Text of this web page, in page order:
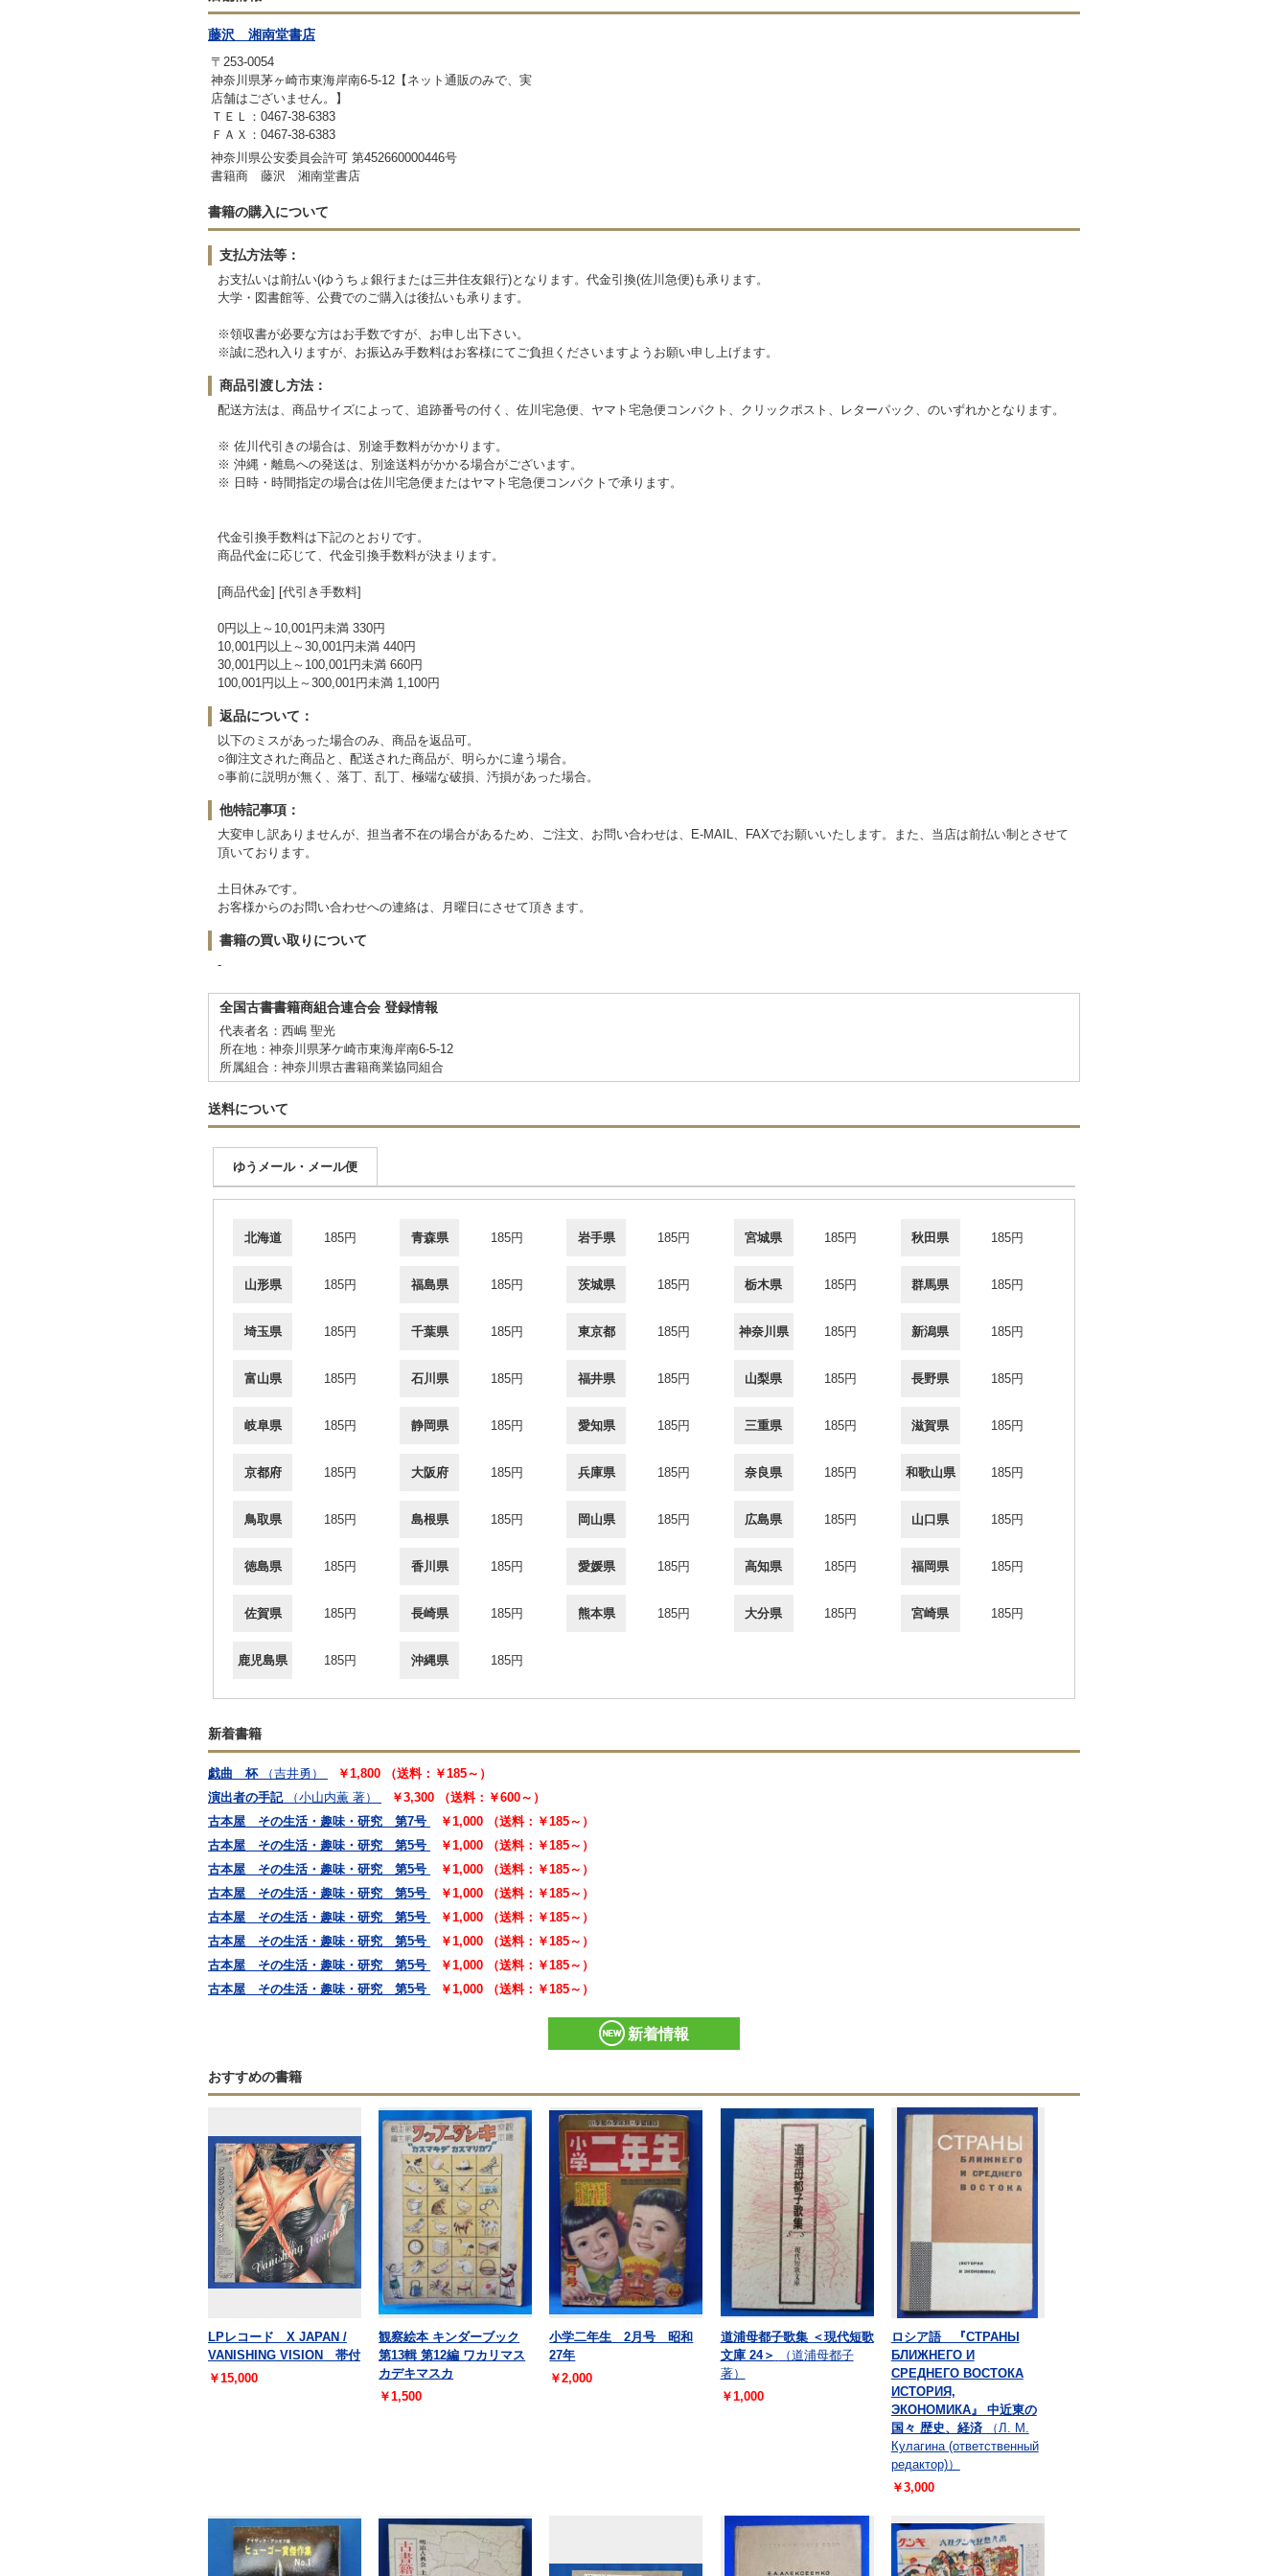
藤沢 湘南堂書店
〒253-0054
神奈川県茅ヶ崎市東海岸南6-5-12【ネット通販のみで、実
店舗はございません。】
ＴＥＬ：0467-38-6383
ＦＡＸ：0467-38-6383
神奈川県公安委員会許可 第452660000446号
書籍商 藤沢 湘南堂書店
書籍の購入について
支払方法等：
お支払いは前払い(ゆうちょ銀行または三井住友銀行)となります。代金引換(佐川急便)も承ります。
大学・図書館等、公費でのご購入は後払いも承ります。
※領収書が必要な方はお手数ですが、お申し出下さい。
※誠に恐れ入りますが、お振込み手数料はお客様にてご負担くださいますようお願い申し上げます。
商品引渡し方法：
配送方法は、商品サイズによって、追跡番号の付く、佐川宅急便、ヤマト宅急便コンパクト、クリックポスト、レターパック、のいずれかとなります。
※ 佐川代引きの場合は、別途手数料がかかります。
※ 沖縄・離島への発送は、別途送料がかかる場合がございます。
※ 日時・時間指定の場合は佐川宅急便またはヤマト宅急便コンパクトで承ります。
代金引換手数料は下記のとおりです。
商品代金に応じて、代金引換手数料が決まります。
[商品代金] [代引き手数料]
0円以上～10,001円未満 330円
10,001円以上～30,001円未満 440円
30,001円以上～100,001円未満 660円
100,001円以上～300,001円未満 1,100円
返品について：
以下のミスがあった場合のみ、商品を返品可。
○御注文された商品と、配送された商品が、明らかに違う場合。
○事前に説明が無く、落丁、乱丁、極端な破損、汚損があった場合。
他特記事項：
大変申し訳ありませんが、担当者不在の場合があるため、ご注文、お問い合わせは、E‐MAIL、FAXでお願いいたします。また、当店は前払い制とさせて
頂いております。
土日休みです。
お客様からのお問い合わせへの連絡は、月曜日にさせて頂きます。
書籍の買い取りについて
-
全国古書書籍商組合連合会 登録情報
代表者名：西嶋 聖光
所在地：神奈川県茅ケ崎市東海岸南6-5-12
所属組合：神奈川県古書籍商業協同組合
送料について
ゆうメール・メール便
北海道 185円 青森県 185円 岩手県 185円 宮城県 185円 秋田県 185円
山形県 185円 福島県 185円 茨城県 185円 栃木県 185円 群馬県 185円
埼玉県 185円 千葉県 185円 東京都 185円 神奈川県 185円 新潟県 185円
富山県 185円 石川県 185円 福井県 185円 山梨県 185円 長野県 185円
岐阜県 185円 静岡県 185円 愛知県 185円 三重県 185円 滋賀県 185円
京都府 185円 大阪府 185円 兵庫県 185円 奈良県 185円 和歌山県 185円
鳥取県 185円 島根県 185円 岡山県 185円 広島県 185円 山口県 185円
徳島県 185円 香川県 185円 愛媛県 185円 高知県 185円 福岡県 185円
佐賀県 185円 長崎県 185円 熊本県 185円 大分県 185円 宮崎県 185円
鹿児島県 185円 沖縄県 185円
新着書籍
戯曲 杯 （吉井勇）
￥1,800 （送料：￥185～）
演出者の手記
（小山内薫 著）
￥3,300 （送料：￥600～）
古本屋 その生活・趣味・研究 第7号
￥1,000 （送料：￥185～）
古本屋 その生活・趣味・研究 第5号
￥1,000 （送料：￥185～）
古本屋 その生活・趣味・研究 第5号
￥1,000 （送料：￥185～）
古本屋 その生活・趣味・研究 第5号
￥1,000 （送料：￥185～）
古本屋 その生活・趣味・研究 第5号
￥1,000 （送料：￥185～）
古本屋 その生活・趣味・研究 第5号
￥1,000 （送料：￥185～）
古本屋 その生活・趣味・研究 第5号
￥1,000 （送料：￥185～）
古本屋 その生活・趣味・研究 第5号
￥1,000 （送料：￥185～）
新着情報
おすすめの書籍
LPレコード X JAPAN /
VANISHING VISION 帯付
￥15,000
観察絵本 キンダーブック
第13輯 第12編 ワカリマス
カデキマスカ
￥1,500
小学二年生 2月号 昭和
27年
￥2,000
道浦母都子歌集 ＜現代短歌
文庫 24＞
（道浦母都子
著）
￥1,000
ロシア語 『СТРАНЫ
БЛИЖНЕГО И
СРЕДНЕГО ВОСТОКА
ИСТОРИЯ,
ЭКОНОМИКА』 中近東の
国々 歴史、経済
（Л. М.
Кулагина (ответственный
редактор)）
￥3,000